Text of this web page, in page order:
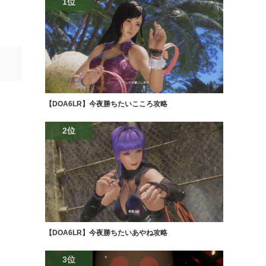
【DOA6LR】今夜勝ちたいこころ攻略
2位
【DOA6LR】今夜勝ちたいあやね攻略
3位